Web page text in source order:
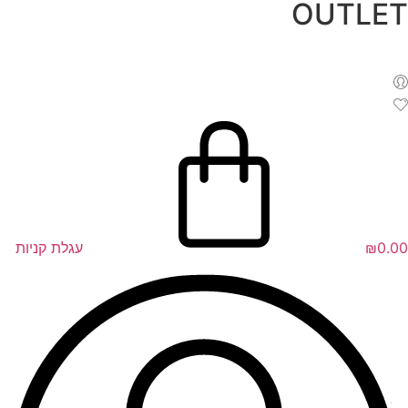
דלג
OUTLET
₪0.00 עגלת קניות